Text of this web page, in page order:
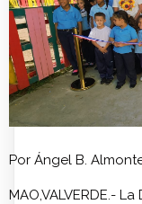
Por Ángel B.
MAO,VALVERDE.-